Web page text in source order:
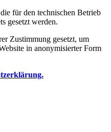
für den technischen Betrieb
gesetzt werden.
Zustimmung gesetzt, um
in anonymisierter Form